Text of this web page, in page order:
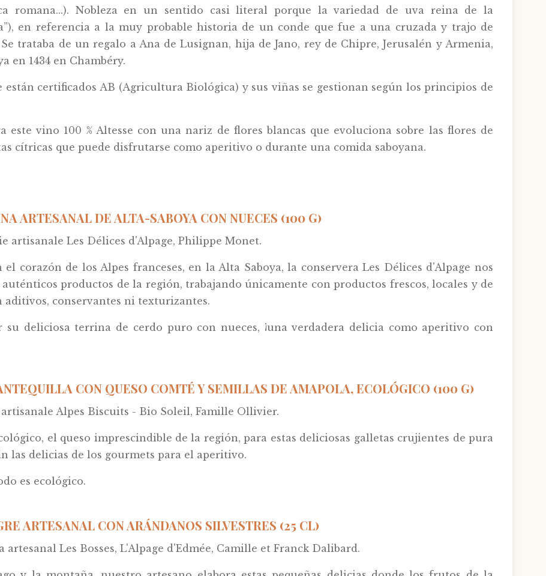
romana...). Nobleza en un sentido casi literal porque la variedad de uva reina de la
en referencia a la muy probable historia de un conde que fue a una cruzada y trajo de
trataba de un regalo a Ana de Lusignan, hija de Jano, rey de Chipre, Jerusalén y Armenia,
en 1434 en Chambéry.
certificados AB (Agricultura Biológica) y sus viñas se gestionan según los principios de
vino 100 % Altesse con una nariz de flores blancas que evoluciona sobre las flores de
cítricas que puede disfrutarse como aperitivo o durante una comida saboyana.
ARTESANAL DE ALTA-SABOYA CON NUECES (100 G)
artisanale Les Délices d'Alpage, Philippe Monet.
el corazón de los Alpes franceses, en la Alta Saboya, la conservera Les Délices d'Alpage nos
productos de la región, trabajando únicamente con productos frescos, locales y de
aditivos, conservantes ni texturizantes.
su deliciosa terrina de cerdo puro con nueces, ¡una verdadera delicia como aperitivo con
CON QUESO COMTÉ Y SEMILLAS DE AMAPOLA, ECOLÓGICO (100 G)
Alpes Biscuits - Bio Soleil, Famille Ollivier.
el queso imprescindible de la región, para estas deliciosas galletas crujientes de pura
las delicias de los gourmets para el aperitivo.
es ecológico.
ARTESANAL CON ARÁNDANOS SILVESTRES (25 CL)
artesanal Les Bosses, L'Alpage d'Edmée, Camille et Franck Dalibard.